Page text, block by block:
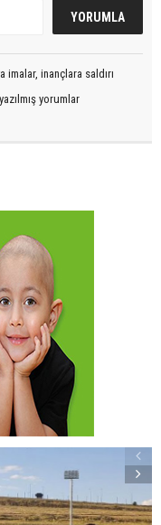
inançlara saldırı
yorumlar